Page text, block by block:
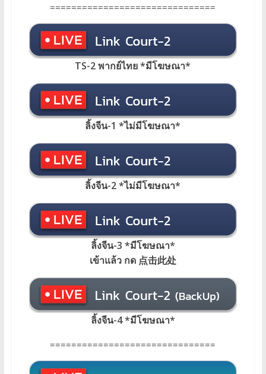
===============================
TS-2 พากย์ไทย*มีโฆษณา*
ลิ้งจีน-1 *ไม่มีโฆษณา*
ลิ้งจีน-2 *ไม่มีโฆษณา*
ลิ้งจีน-3 *มีโฆษณา*
เข้าแล้ว กด 点击此处
ลิ้งจีน-4 *มีโฆษณา*
===============================